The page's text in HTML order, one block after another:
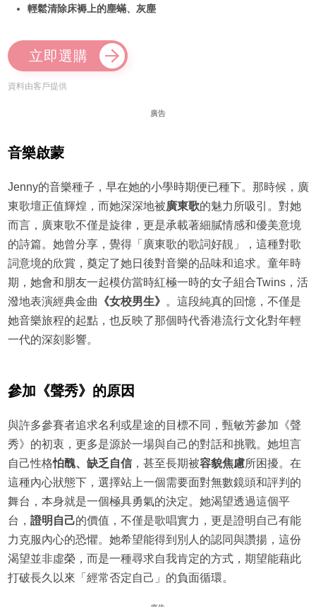
輕鬆清除床褥上的塵蟎、灰塵
立即選購
資料由客戶提供
廣告
音樂啟蒙
Jenny的音樂種子，早在她的小學時期便已種下。那時候，廣
東歌壇正值輝煌，而她深深地被廣東歌的魅力所吸引。對她
而言，廣東歌不僅是旋律，更是承載著細膩情感和優美意境
的詩篇。她曾分享，覺得「廣東歌的歌詞好靚」，這種對歌
詞意境的欣賞，奠定了她日後對音樂的品味和追求。童年時
期，她會和朋友一起模仿當時紅極一時的女子組合Twins，活
潑地表演經典金曲 《女校男生》 。這段純真的回憶，不僅是
她音樂旅程的起點，也反映了那個時代香港流行文化對年輕
一代的深刻影響。
參加《聲秀》的原因
與許多參賽者追求名利或星途的目標不同，甄敏芳參加《聲
秀》的初衷，更多是源於一場與自己的對話和挑戰。她坦言
自己性格怕醜、缺乏自信，甚至長期被容貌焦慮所困擾。在
這種內心狀態下，選擇站上一個需要面對無數鏡頭和評判的
舞台，本身就是一個極具勇氣的決定。她渴望透過這個平
台， 證明自己的價值，不僅是歌唱實力，更是證明自己有能
力克服內心的恐懼。她希望能得到別人的認同與讚揚，這份
渴望並非虛榮，而是一種尋求自我肯定的方式，期望能藉此
打破長久以來「經常否定自己」的負面循環。